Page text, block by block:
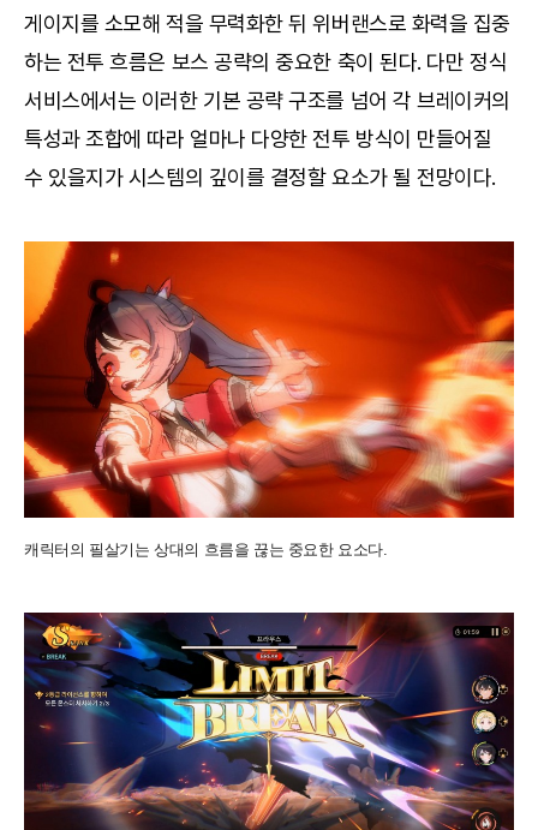
게이지를 소모해 적을 무력화한 뒤 위버랜스로 화력을 집중
하는 전투 흐름은 보스 공략의 중요한 축이 된다. 다만 정식
서비스에서는 이러한 기본 공략 구조를 넘어 각 브레이커의
특성과 조합에 따라 얼마나 다양한 전투 방식이 만들어질
수 있을지가 시스템의 깊이를 결정할 요소가 될 전망이다.
캐릭터의 필살기는 상대의 흐름을 끊는 중요한 요소다.